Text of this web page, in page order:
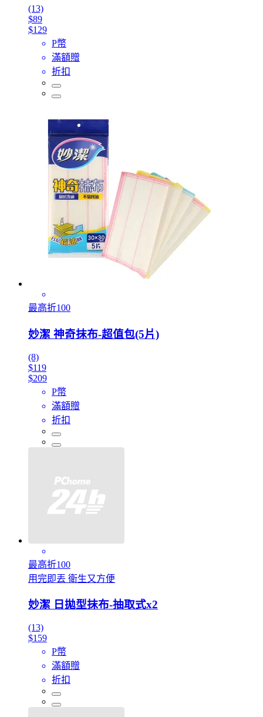
(13)
$89
$129
P幣
滿額贈
折扣
最高折100
妙潔 神奇抹布-超值包(5片)
(8)
$119
$209
P幣
滿額贈
折扣
最高折100
用完即丟 衛生又方便
妙潔 日拋型抹布-抽取式x2
(13)
$159
P幣
滿額贈
折扣